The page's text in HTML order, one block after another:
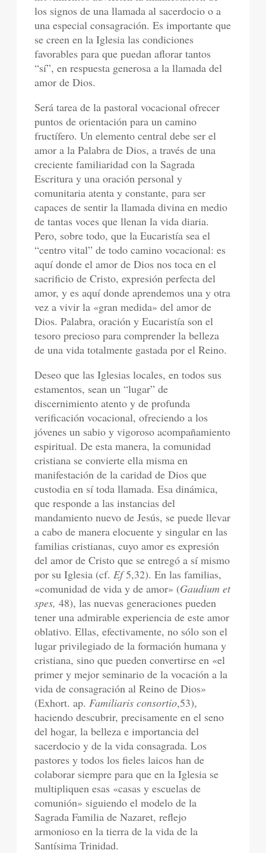
los signos de una llamada al sacerdocio o a
una especial consagración. Es importante que
se creen en la Iglesia las condiciones
favorables para que puedan aflorar tantos
“sí”, en respuesta generosa a la llamada del
amor de Dios.
Será tarea de la pastoral vocacional ofrecer
puntos de orientación para un camino
fructífero. Un elemento central debe ser el
amor a la Palabra de Dios, a través de una
creciente familiaridad con la Sagrada
Escritura y una oración personal y
comunitaria atenta y constante, para ser
capaces de sentir la llamada divina en medio
de tantas voces que llenan la vida diaria.
Pero, sobre todo, que la Eucaristía sea el
“centro vital” de todo camino vocacional: es
aquí donde el amor de Dios nos toca en el
sacrificio de Cristo, expresión perfecta del
amor, y es aquí donde aprendemos una y otra
vez a vivir la «gran medida» del amor de
Dios. Palabra, oración y Eucaristía son el
tesoro precioso para comprender la belleza
de una vida totalmente gastada por el Reino.
Deseo que las Iglesias locales, en todos sus
estamentos, sean un “lugar” de
discernimiento atento y de profunda
verificación vocacional, ofreciendo a los
jóvenes un sabio y vigoroso acompañamiento
espiritual. De esta manera, la comunidad
cristiana se convierte ella misma en
manifestación de la caridad de Dios que
custodia en sí toda llamada. Esa dinámica,
que responde a las instancias del
mandamiento nuevo de Jesús, se puede llevar
a cabo de manera elocuente y singular en las
familias cristianas, cuyo amor es expresión
del amor de Cristo que se entregó a sí mismo
por su Iglesia (cf.Ef5,32). En las familias,
«comunidad de vida y de amor» (Gaudium et
spes,48), las nuevas generaciones pueden
tener una admirable experiencia de este amor
oblativo. Ellas, efectivamente, no sólo son el
lugar privilegiado de la formación humana y
cristiana, sino que pueden convertirse en «el
primer y mejor seminario de la vocación a la
vida de consagración al Reino de Dios»
(Exhort. ap.Familiaris consortio,53),
haciendo descubrir, precisamente en el seno
del hogar, la belleza e importancia del
sacerdocio y de la vida consagrada. Los
pastores y todos los fieles laicos han de
colaborar siempre para que en la Iglesia se
multipliquen esas «casas y escuelas de
comunión» siguiendo el modelo de la
Sagrada Familia de Nazaret, reflejo
armonioso en la tierra de la vida de la
Santísima Trinidad.